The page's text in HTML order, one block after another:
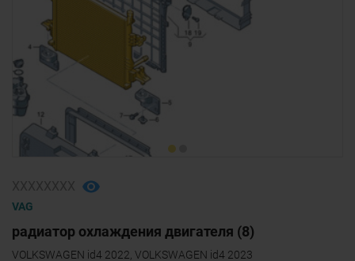
VAG
радиатор охлаждения двигателя (8)
VOLKSWAGEN id4 2022, VOLKSWAGEN id4 2023